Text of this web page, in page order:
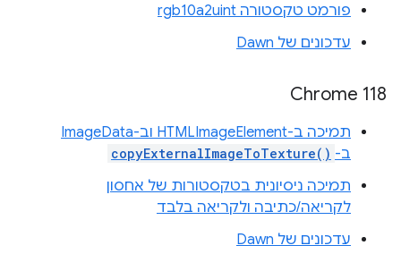
פורמט טקסטורה rgb10a2uint
עדכונים של Dawn
Chrome 118
תמיכה ב-HTMLImageElement וב-ImageData
ב- copyExternalImageToTexture()
תמיכה ניסיונית בטקסטורות של אחסון
לקריאה/כתיבה ולקריאה בלבד
עדכונים של Dawn